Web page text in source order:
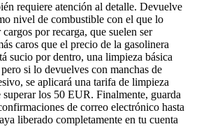
requiere atención al detalle. Devuelve
nivel de combustible con el que lo
por recarga, que suelen ser
caros que el precio de la gasolinera
sucio por dentro, una limpieza básica
si lo devuelves con manchas de
se aplicará una tarifa de limpieza
los 50 EUR. Finalmente, guarda
de correo electrónico hasta
liberado completamente en tu cuenta